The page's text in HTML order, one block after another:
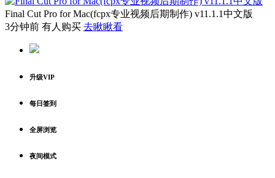
Final Cut Pro for Mac(fcpx专业视频后期制作) v11.1.1中文版
3分钟前 有人购买 去瞅瞅看
升级VIP
每日签到
全屏浏览
夜间模式